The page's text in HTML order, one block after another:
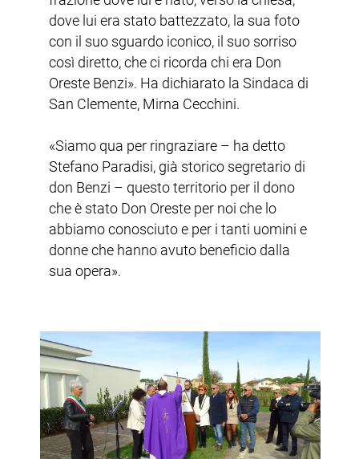
dove lui era stato battezzato, la sua foto
con il suo sguardo iconico, il suo sorriso
così diretto, che ci ricorda chi era Don
Oreste Benzi». Ha dichiarato la Sindaca di
San Clemente, Mirna Cecchini.
«Siamo qua per ringraziare – ha detto
Stefano Paradisi, già storico segretario di
don Benzi – questo territorio per il dono
che è stato Don Oreste per noi che lo
abbiamo conosciuto e per i tanti uomini e
donne che hanno avuto beneficio dalla
sua opera».